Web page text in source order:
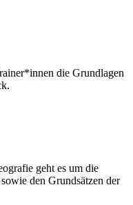
die Grundlagen
geht es um die
den Grundsätzen der